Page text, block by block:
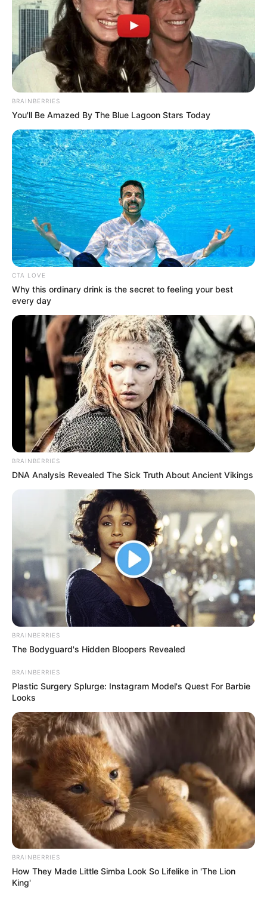
BRAINBERRIES
You'll Be Amazed By The Blue Lagoon Stars Today
CTA LOVE
Why this ordinary drink is the secret to feeling your best
every day
BRAINBERRIES
DNA Analysis Revealed The Sick Truth About Ancient Vikings
BRAINBERRIES
The Bodyguard's Hidden Bloopers Revealed
BRAINBERRIES
Plastic Surgery Splurge: Instagram Model's Quest For Barbie
Looks
BRAINBERRIES
How They Made Little Simba Look So Lifelike in 'The Lion
King'